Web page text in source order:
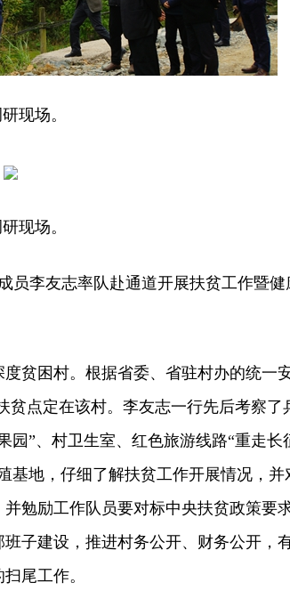
场。
场。
李友志率队赴通道开展扶贫工作暨健
困村。根据省委、省驻村办的统一
贫点定在该村。李友志一行先后考察了
”、村卫生室、红色旅游线路“重走长
基地，仔细了解扶贫工作开展情况，并
勉励工作队员要对标中央扶贫政策要
子建设，推进村务公开、财务公开，
尾工作。